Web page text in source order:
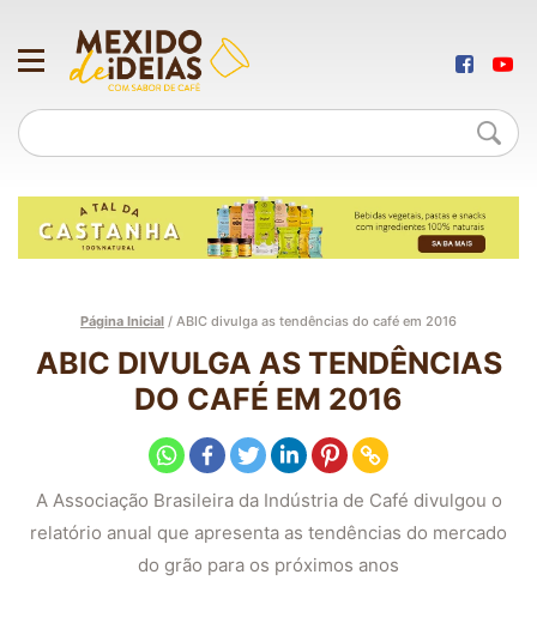
Página Inicial / ABIC divulga as tendências do café em 2016
ABIC DIVULGA AS TENDÊNCIAS
DO CAFÉ EM 2016
A Associação Brasileira da Indústria de Café divulgou o
relatório anual que apresenta as tendências do mercado
do grão para os próximos anos